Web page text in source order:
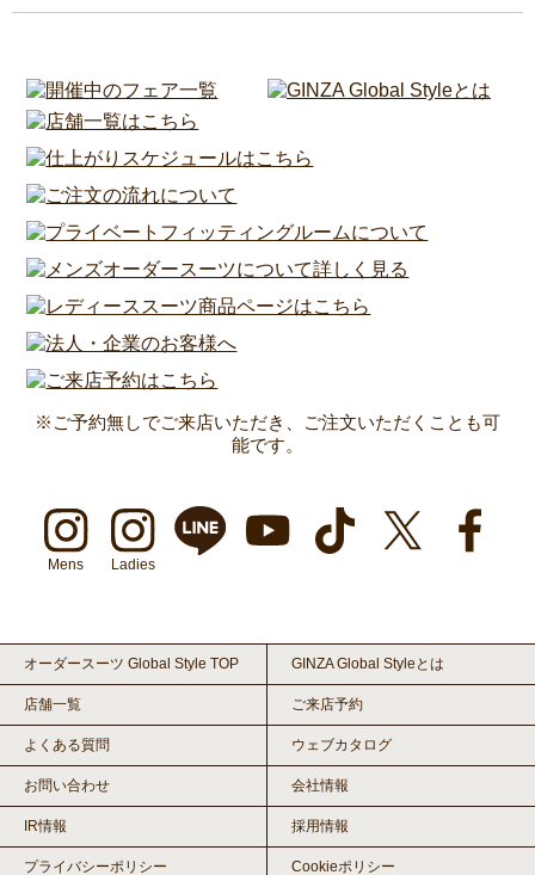
※ご予約無しでご来店いただき、ご注文いただくことも可
能です。
Mens Ladies
オーダースーツ Global Style TOP GINZA Global Styleとは
店舗一覧 ご来店予約
よくある質問 ウェブカタログ
お問い合わせ 会社情報
IR情報 採用情報
プライバシーポリシー Cookieポリシー